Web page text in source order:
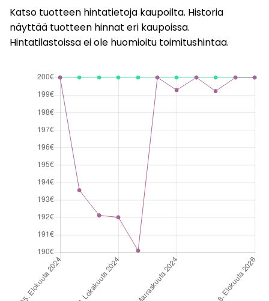
Katso tuotteen hintatietoja kaupoilta. Historia
näyttää tuotteen hinnat eri kaupoissa.
Hintatilastoissa ei ole huomioitu toimitushintaa.